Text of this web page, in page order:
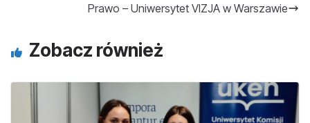
Prawo – Uniwersytet VIZJA w Warszawie
Zobacz również